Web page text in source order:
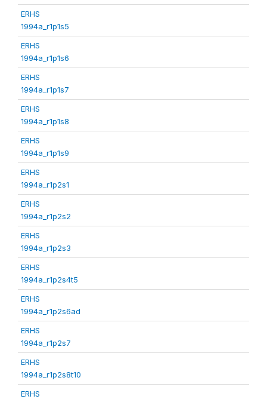
ERHS
1994a_r1p1s5
ERHS
1994a_r1p1s6
ERHS
1994a_r1p1s7
ERHS
1994a_r1p1s8
ERHS
1994a_r1p1s9
ERHS
1994a_r1p2s1
ERHS
1994a_r1p2s2
ERHS
1994a_r1p2s3
ERHS
1994a_r1p2s4t5
ERHS
1994a_r1p2s6ad
ERHS
1994a_r1p2s7
ERHS
1994a_r1p2s8t10
ERHS